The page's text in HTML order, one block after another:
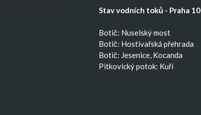
Stav vodních toků - Praha 10
Botič: Nuselský most
Botič: Hostivařská přehrada
Botič: Jesenice, Kocanda
Pitkovický potok: Kuří